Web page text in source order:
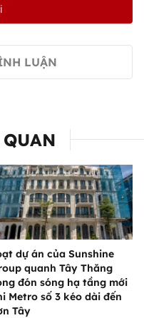
LUẬN
dự án của Sunshine
quanh Tây Thăng
đón sóng hạ tầng mới
Metro số 3 kéo dài đến
Tây